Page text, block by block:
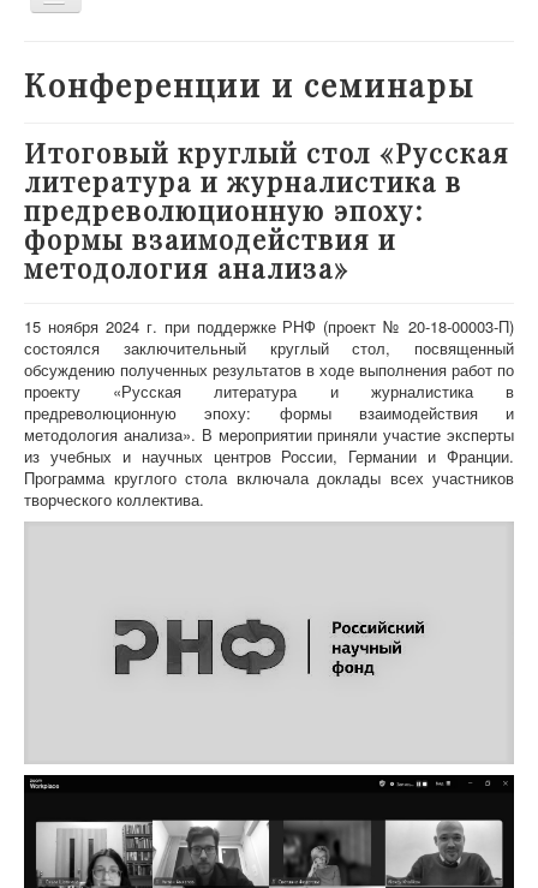
О проекте
Участники
Приглашенные эксперты
Научная работа
Как работать с сайтом
Конференции и семинары
Итоговый круглый стол «Русская
литература и журналистика в
предреволюционную эпоху:
формы взаимодействия и
методология анализа»
15 ноября 2024 г. при поддержке РНФ (проект № 20-18-00003-П)
состоялся заключительный круглый стол, посвященный
обсуждению полученных результатов в ходе выполнения работ по
проекту «Русская литература и журналистика в
предреволюционную эпоху: формы взаимодействия и
методология анализа». В мероприятии приняли участие эксперты
из учебных и научных центров России, Германии и Франции.
Программа круглого стола включала доклады всех участников
творческого коллектива.